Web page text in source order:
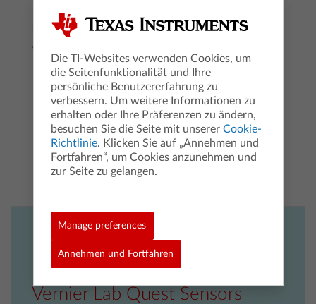
Updaten Sie Ihren TI Bluetooth® Adapter
vor der ersten Verwendung
Laden Sie die Update-Software für den TI Bluetooth®
Adapter herunter und installieren Sie sie auf Ihrem
PC.*
Software herunterladen
Laden Sie die TI Bluetooth® Sketch-Datei auf Ihren
PC herunter.
Datei herunterladen
Suchen Sie mit Hilfe der Update-Software die Sketch-
Datei auf Ihrem PC und führen Sie sie aus. Ihr TI
Bluetooth® Adapter wird automatisch aktualisiert.
Vernier Lab Quest Sensors
Die TI-Websites verwenden Cookies, um
die Seitenfunktionalität und Ihre
persönliche Benutzererfahrung zu
verbessern. Um weitere Informationen zu
erhalten oder Ihre Präferenzen zu ändern,
besuchen Sie die Seite mit unserer Cookie-
Richtlinie. Klicken Sie auf „Annehmen und
Fortfahren“, um Cookies anzunehmen und
zur Seite zu gelangen.
Manage preferences
Annehmen und Fortfahren